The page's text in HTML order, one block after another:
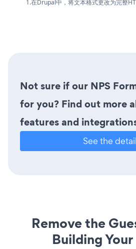
1.在Drupal中，将文本格式更改为完整
Not sure if our NPS
for you? Find out more
features and
See the
Remove the
Building